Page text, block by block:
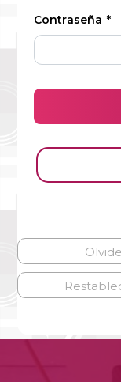
Contraseña *